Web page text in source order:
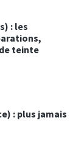
: les
teinte
: plus jamais